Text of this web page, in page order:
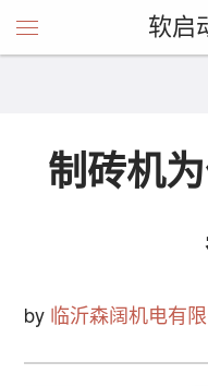
软启
制砖机
by 临沂森阔机电有